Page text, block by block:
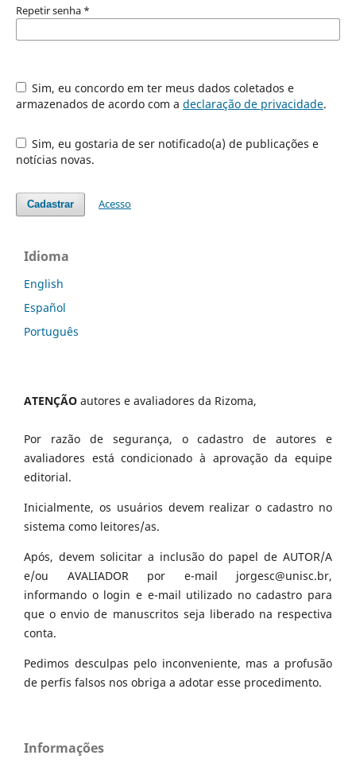
Repetir senha *
Sim, eu concordo em ter meus dados coletados e
armazenados de acordo com a declaração de privacidade.
Sim, eu gostaria de ser notificado(a) de publicações e
notícias novas.
Cadastrar Acesso
Idioma
English
Español
Português
ATENÇÃO autores e avaliadores da Rizoma,
Por razão de segurança, o cadastro de autores e
avaliadores está condicionado à aprovação da equipe
editorial.
Inicialmente, os usuários devem realizar o cadastro no
sistema como leitores/as.
Após, devem solicitar a inclusão do papel de AUTOR/A
e/ou AVALIADOR por e-mail jorgesc@unisc.br,
informando o login e e-mail utilizado no cadastro para
que o envio de manuscritos seja liberado na respectiva
conta.
Pedimos desculpas pelo inconveniente, mas a profusão
de perfis falsos nos obriga a adotar esse procedimento.
Informações